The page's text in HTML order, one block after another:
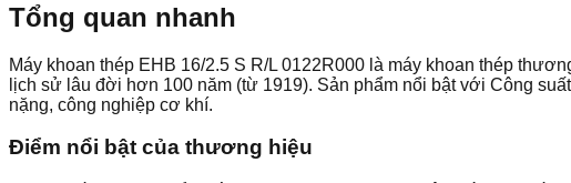
Tổng quan nhanh
Máy khoan thép EHB 16/2.5 S R/L 0122R000 là máy khoan thép
lịch sử lâu đời hơn 100 năm (từ 1919). Sản phẩm nổi bật với Công
nặng, công nghiệp cơ khí.
Điểm nổi bật của thương hiệu